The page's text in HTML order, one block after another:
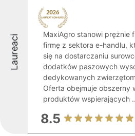
Laureaci
MaxiAgro stanowi prężnie
firmę z sektora e-handlu,
się na dostarczaniu
dodatków paszowych
dedykowanych
Oferta obejmuje obszerny
produktów wspierających
8.5